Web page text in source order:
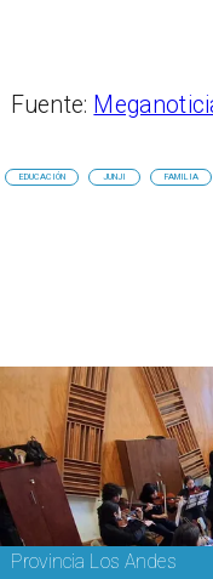
Fuente:
EDUCACIÓN JUNJI FAMILIA
Provincia Los Andes